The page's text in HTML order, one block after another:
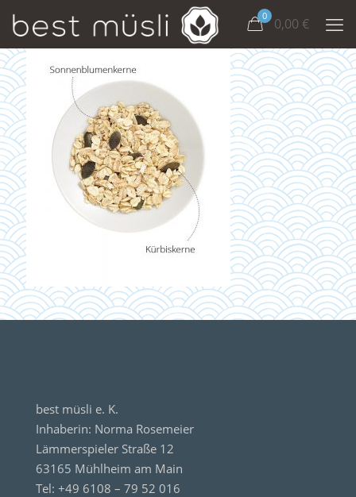
0 0,00 €
best müsli e. K.
Inhaberin: Norma Rosemeier
Lämmerspieler Straße 12
63165 Mühlheim am Main
Tel: +49 6108 – 79 52 016